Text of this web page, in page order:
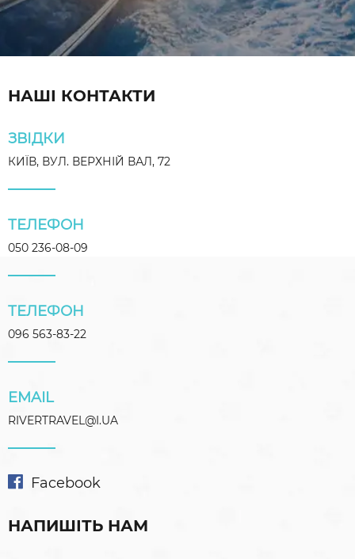
НАШІ КОНТАКТИ
ЗВІДКИ
КИЇВ, ВУЛ. ВЕРХНІЙ ВАЛ, 72
ТЕЛЕФОН
050 236-08-09
ТЕЛЕФОН
096 563-83-22
EMAIL
RIVERTRAVEL@I.UA
Facebook
НАПИШІТЬ НАМ